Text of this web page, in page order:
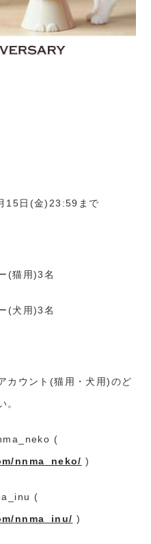
15日(金)23:59まで
(猫用)3名
(犬用)3名
カウント(猫用・犬用)のど
。
(
nnma_neko/ )
(
nnma_inu/ )